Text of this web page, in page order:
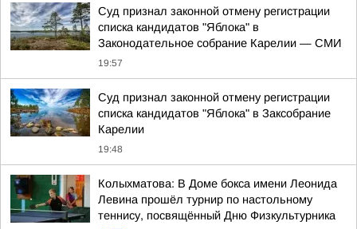
Суд признал законной отмену регистрации
списка кандидатов "Яблока" в
Законодательное собрание Карелии — СМИ
19:57
Суд признал законной отмену регистрации
списка кандидатов "Яблока" в Заксобрание
Карелии
19:48
Колыхматова: В Доме бокса имени Леонида
Левина прошёл турнир по настольному
теннису, посвящённый Дню Физкультурника